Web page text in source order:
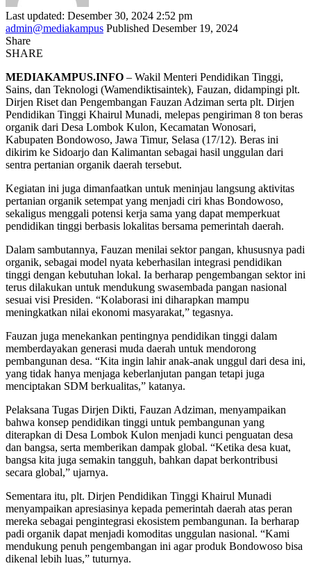
Last updated: Desember 30, 2024 2:52 pm
admin@mediakampus Published Desember 19, 2024
Share
SHARE
MEDIAKAMPUS.INFO – Wakil Menteri Pendidikan Tinggi,
Sains, dan Teknologi (Wamendiktisaintek), Fauzan, didampingi plt.
Dirjen Riset dan Pengembangan Fauzan Adziman serta plt. Dirjen
Pendidikan Tinggi Khairul Munadi, melepas pengiriman 8 ton beras
organik dari Desa Lombok Kulon, Kecamatan Wonosari,
Kabupaten Bondowoso, Jawa Timur, Selasa (17/12). Beras ini
dikirim ke Sidoarjo dan Kalimantan sebagai hasil unggulan dari
sentra pertanian organik daerah tersebut.
Kegiatan ini juga dimanfaatkan untuk meninjau langsung aktivitas
pertanian organik setempat yang menjadi ciri khas Bondowoso,
sekaligus menggali potensi kerja sama yang dapat memperkuat
pendidikan tinggi berbasis lokalitas bersama pemerintah daerah.
Dalam sambutannya, Fauzan menilai sektor pangan, khususnya padi
organik, sebagai model nyata keberhasilan integrasi pendidikan
tinggi dengan kebutuhan lokal. Ia berharap pengembangan sektor ini
terus dilakukan untuk mendukung swasembada pangan nasional
sesuai visi Presiden. “Kolaborasi ini diharapkan mampu
meningkatkan nilai ekonomi masyarakat,” tegasnya.
Fauzan juga menekankan pentingnya pendidikan tinggi dalam
memberdayakan generasi muda daerah untuk mendorong
pembangunan desa. “Kita ingin lahir anak-anak unggul dari desa ini,
yang tidak hanya menjaga keberlanjutan pangan tetapi juga
menciptakan SDM berkualitas,” katanya.
Pelaksana Tugas Dirjen Dikti, Fauzan Adziman, menyampaikan
bahwa konsep pendidikan tinggi untuk pembangunan yang
diterapkan di Desa Lombok Kulon menjadi kunci penguatan desa
dan bangsa, serta memberikan dampak global. “Ketika desa kuat,
bangsa kita juga semakin tangguh, bahkan dapat berkontribusi
secara global,” ujarnya.
Sementara itu, plt. Dirjen Pendidikan Tinggi Khairul Munadi
menyampaikan apresiasinya kepada pemerintah daerah atas peran
mereka sebagai pengintegrasi ekosistem pembangunan. Ia berharap
padi organik dapat menjadi komoditas unggulan nasional. “Kami
mendukung penuh pengembangan ini agar produk Bondowoso bisa
dikenal lebih luas,” tuturnya.